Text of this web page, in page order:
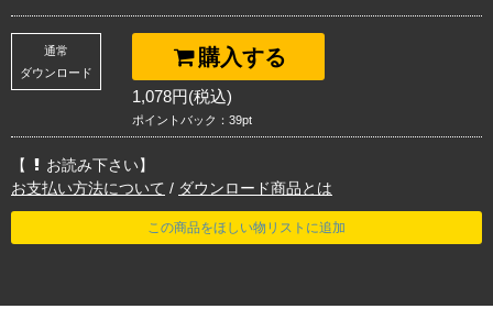
購入する
通常
ダウンロード
1,078円(税込)
ポイントバック：39pt
【
お読み下さい】
お支払い方法について / ダウンロード商品とは
この商品をほしい物リストに追加